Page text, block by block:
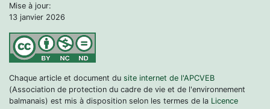
Mise à jour:
13 janvier 2026
Chaque article et document du site internet de l'APCVEB
(Association de protection du cadre de vie et de l'environnement
balmanais) est mis à disposition selon les termes de la Licence